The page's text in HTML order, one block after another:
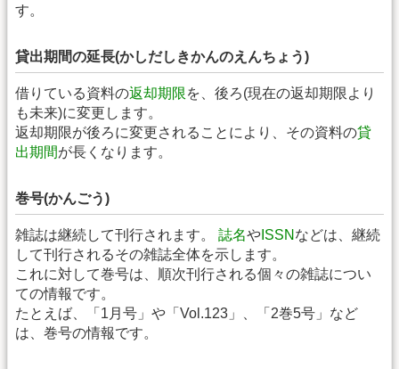
す。
貸出期間の延長(かしだしきかんのえんちょう)
借りている資料の返却期限を、後ろ(現在の返却期限より
も未来)に変更します。
返却期限が後ろに変更されることにより、その資料の貸
出期間が長くなります。
巻号(かんごう)
雑誌は継続して刊行されます。 誌名や ISSN などは、継続
して刊行されるその雑誌全体を示します。
これに対して巻号は、順次刊行される個々の雑誌につい
ての情報です。
たとえば、「1月号」や「Vol.123」、「2巻5号」など
は、巻号の情報です。